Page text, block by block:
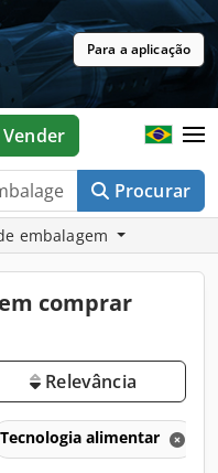
Para a aplicação
Procurar
Vender
embalagem
comprar
Relevância
Tecnologia alimentar